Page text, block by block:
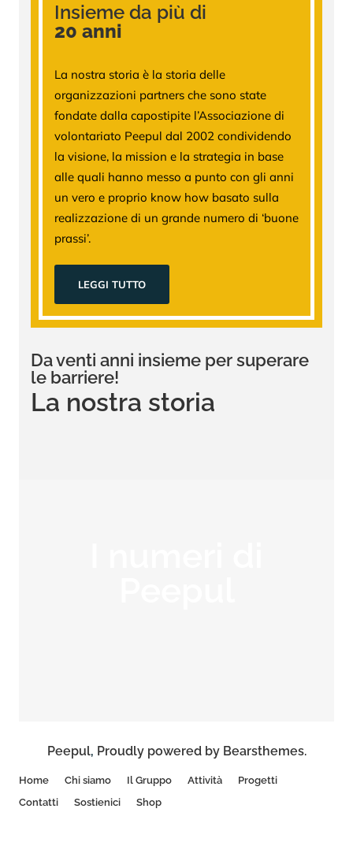
Insieme da più di
20 anni
La nostra storia è la storia delle
organizzazioni partners che sono state
fondate dalla capostipite l’Associazione di
volontariato Peepul dal 2002 condividendo
la visione, la mission e la strategia in base
alle quali hanno messo a punto con gli anni
un vero e proprio know how basato sulla
realizzazione di un grande numero di ‘buone
prassi’.
LEGGI TUTTO
Da venti anni insieme per superare
le barriere!
La nostra storia
Peepul, Proudly powered by Bearsthemes.
Home Chi siamo Il Gruppo Attività
Progetti
Contatti
Sostienici Shop